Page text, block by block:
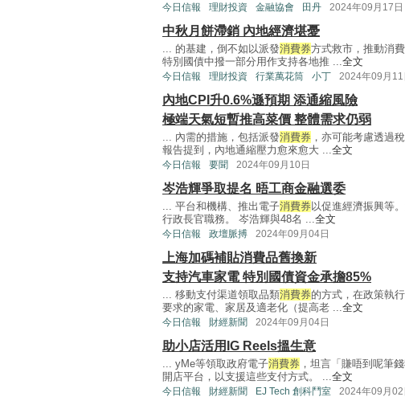
今日信報 理財投資 金融協會 田丹 2024年09月17日
中秋月餅滯銷 內地經濟堪憂
... 的基建，倒不如以派發消費券方式救市，推動消
特別國債中撥一部分用作支持各地推 ...全文
今日信報 理財投資 行業萬花筒 小丁 2024年09月11
內地CPI升0.6%遜預期 添通縮風險
極端天氣短暫推高菜價 整體需求仍弱
... 內需的措施，包括派發消費券 ，亦可能考慮透過
報告提到，內地通縮壓力愈來愈大 ...全文
今日信報 要聞 2024年09月10日
岑浩輝爭取提名 晤工商金融選委
... 平台和機構、推出電子消費券 以促進經濟振興等
行政長官職務。 岑浩輝與48名 ...全文
今日信報 政壇脈搏 2024年09月04日
上海加碼補貼消費品舊換新
支持汽車家電 特別國債資金承擔85%
... 移動支付渠道領取品類消費券的方式，在政策執
要求的家電、家居及適老化（提高老 ...全文
今日信報 財經新聞 2024年09月04日
助小店活用IG Reels搵生意
... yMe等領取政府電子消費券 ，坦言「賺唔到呢筆
開店平台，以支援這些支付方式。 ...全文
今日信報 財經新聞 EJ Tech 創科鬥室 2024年09月02